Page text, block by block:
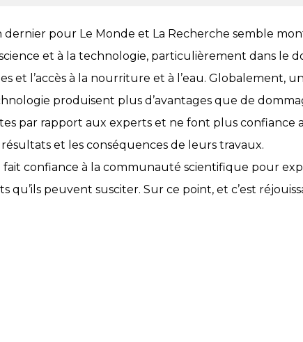
dernier pour Le Monde et La Recherche semble
et à la technologie, particulièrement dans le
et l’accès à la nourriture et à l’eau. Globalement,
produisent plus d’avantages que de
par rapport aux experts et ne font plus confiance
et les conséquences de leurs travaux.
confiance à la communauté scientifique pour
qu’ils peuvent susciter. Sur ce point, et c’est